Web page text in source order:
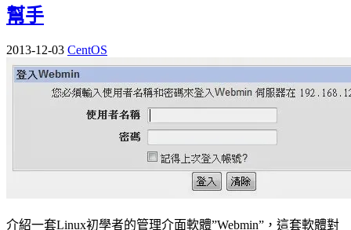
幫手
2013-12-03 CentOS
介紹一套Linux初學者的管理介面軟體”Webmin”，這套軟體對